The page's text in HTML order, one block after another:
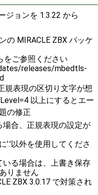
ジョンを 1.3.22 から
の MIRACLE ZBX パッケ
をご参照ください
releases/mbedtls-
規表現の区切り文字が想
以上にするとエー
の修正
場合、正規表現の設定が
'.'以外を使用してくださ
いる場合は、上書き保存
りません
ZBX 3.0.17 で対策され